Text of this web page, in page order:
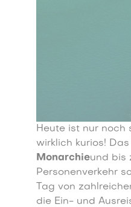
Heute ist nur noch
wirklich kurios!
Monarchieund bis
Personenverkehr
Tag von
die Ein- und